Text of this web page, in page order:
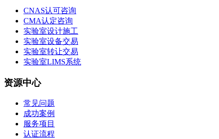
CNAS认可咨询
CMA认定咨询
实验室设计施工
实验室设备交易
实验室转让交易
实验室LIMS系统
资源中心
常见问题
成功案例
服务项目
认证流程